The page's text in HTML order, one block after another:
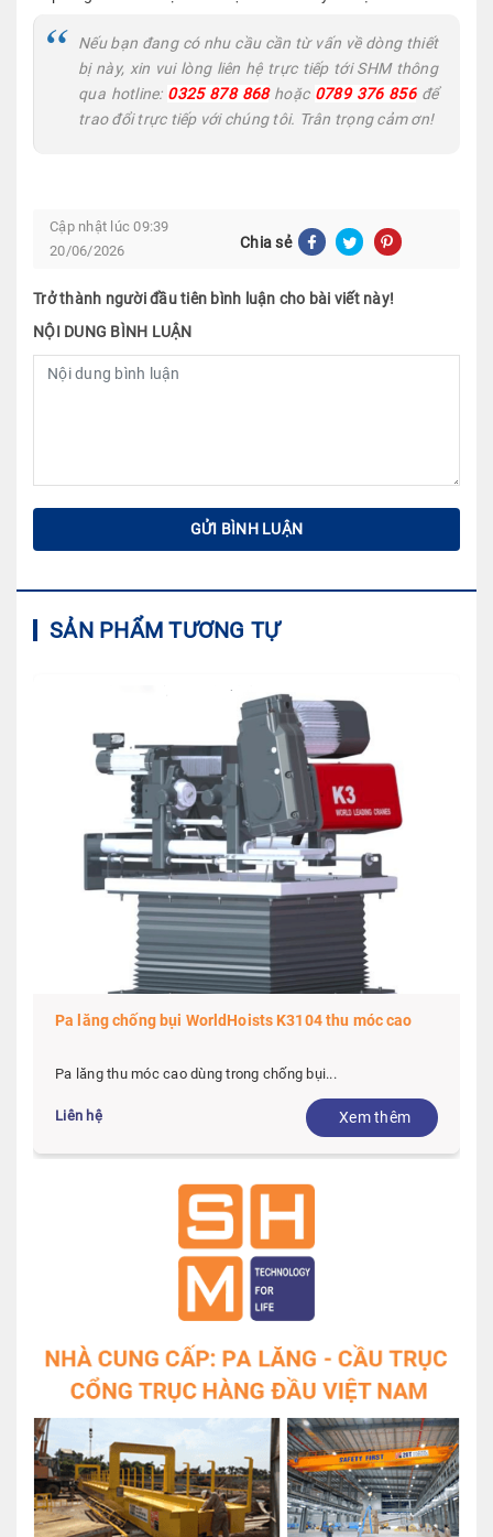
Nếu bạn đang có nhu cầu cần từ vấn về dòng thiết
bị này, xin vui lòng liên hệ trực tiếp tới SHM thông
qua hotline: 0325 878 868hoặc 0789 376 856để
trao đổi trực tiếp với chúng tôi. Trân trọng cảm ơn!
Cập nhật lúc 09:39
20/06/2026
Chia sẻ
Trở thành người đầu tiên bình luận cho bài viết này!
NỘI DUNG BÌNH LUẬN
SẢN PHẨM TƯƠNG TỰ
Pa lăng chống bụi WorldHoists K2104 thu móc cao
Pa lăng thu móc cao dùng trong chống bụi...
Liên hệ Xem thêm